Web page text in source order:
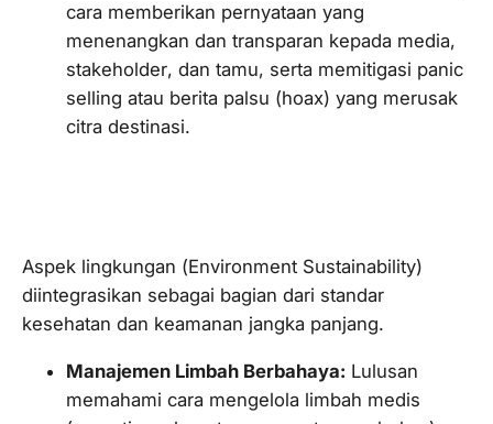
cara memberikan pernyataan yang
menenangkan dan transparan kepada media,
stakeholder, dan tamu, serta memitigasi panic
selling atau berita palsu (hoax) yang merusak
citra destinasi.
Aspek lingkungan (Environment Sustainability)
diintegrasikan sebagai bagian dari standar
kesehatan dan keamanan jangka panjang.
Manajemen Limbah Berbahaya: Lulusan
memahami cara mengelola limbah medis